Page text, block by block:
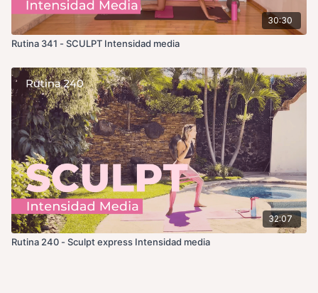
30:30
Rutina 341 - SCULPT Intensidad media
32:07
Rutina 240 - Sculpt express Intensidad media